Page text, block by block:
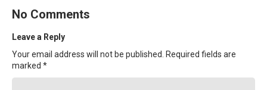
No Comments
Leave a Reply
Your email address will not be published.
Required fields are
marked *